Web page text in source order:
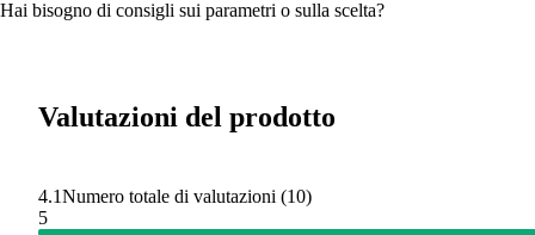
Hai bisogno di consigli sui parametri o sulla scelta?
Valutazioni del prodotto
4.1Numero totale di valutazioni (10)
5